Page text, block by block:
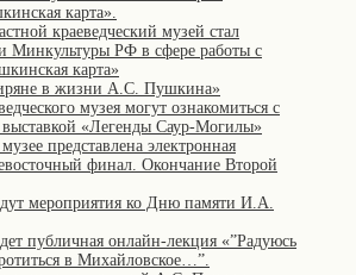
карта».
краеведческий музей стал
Минкультуры РФ в сфере работы с
карта»
в жизни А.С. Пушкина»
музея могут ознакомиться с
«Легенды Саур-Могилы»
представлена электронная
финал. Окончание Второй
мероприятия ко Дню памяти И.А.
публичная онлайн-лекция «”Радуюсь
в Михайловское…”.